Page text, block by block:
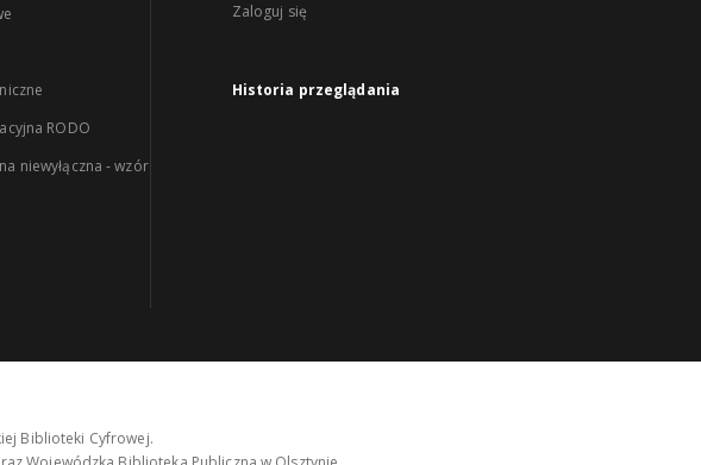
RODO
niewyłączna - wzór
Zaloguj się
Historia przeglądania
Biblioteki Cyfrowej.